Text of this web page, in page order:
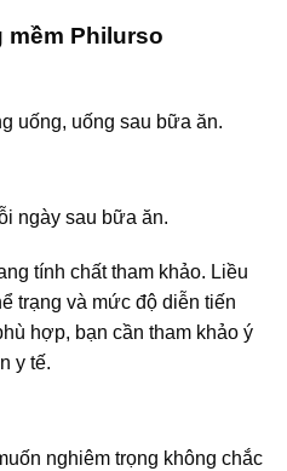
mềm Philurso
uống, uống sau bữa ăn.
ngày sau bữa ăn.
tính chất tham khảo. Liều
trạng và mức độ diễn tiến
hợp, bạn cần tham khảo ý
y tế.
nghiêm trọng không chắc